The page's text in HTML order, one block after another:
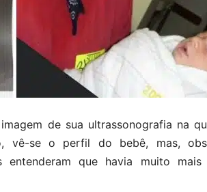
de sua ultrassonografia na
vê-se o perfil do bebê, mas,
entenderam que havia muito mais